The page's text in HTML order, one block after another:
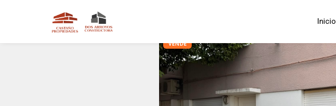
Inicio
VENDE